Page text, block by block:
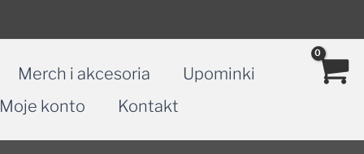
Merch i akcesoria
Upominki
Moje konto Kontakt